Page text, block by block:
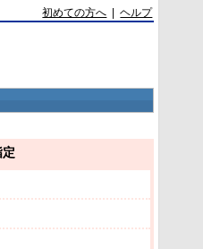
初めての方へ |ヘルプ